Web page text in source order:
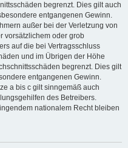
begrenzt. Dies gilt auch
entgangenen Gewinn.
außer bei der Verletzung von
vorsätzlichem oder grob
auf die bei Vertragsschluss
und im Übrigen der Höhe
begrenzt. Dies gilt
entgangenen Gewinn.
a bis c gilt sinngemäß auch
des Betreibers.
nationalem Recht bleiben